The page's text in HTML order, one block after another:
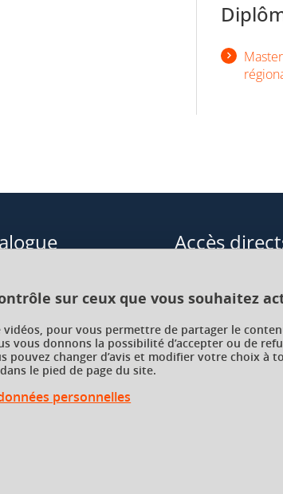
sur ceux que vous souhaitez
pour vous permettre de partager le
vous donnons la possibilité d’accepter ou de
pouvez changer d’avis et modifier votre choix à
le pied de page du site.
personnelles
courtes
par facultés, écoles,
Accès
Enseignements
choix (ETC)